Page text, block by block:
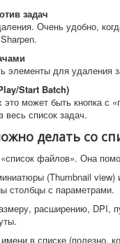
задач
Очень удобно,
элементы для удаления
Start Batch)
может быть кнопка с
список задач.
делать со
файлов». Она
(Thumbnail view)
столбцы с параметрами.
расширению, DPI,
в списке (полезно,